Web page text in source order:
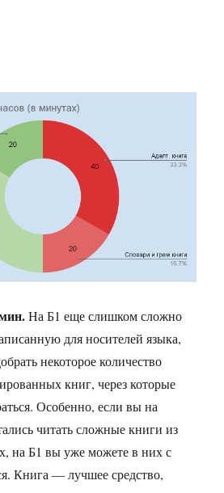
мин.На Б1 еще слишком сложно
для носителей языка,
некоторое количество
книг, через которые
Особенно, если вы на
читать сложные книги из
на Б1 вы уже можете в них с
Книга — лучшее средство,